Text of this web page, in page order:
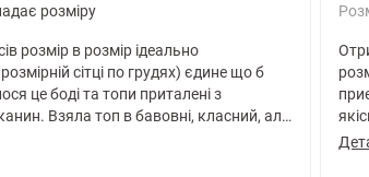
розміру
розмір в розмір ідеально
сітці по грудях) єдине що б
це боді та топи приталені з
Взяла топ в бавовні, класний, але
Полієстр зазвичай уникаю, взяла